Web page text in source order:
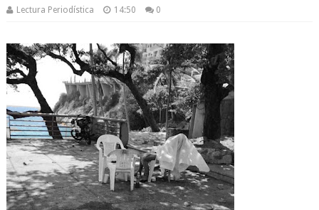
Lectura Periodística 14:50 0